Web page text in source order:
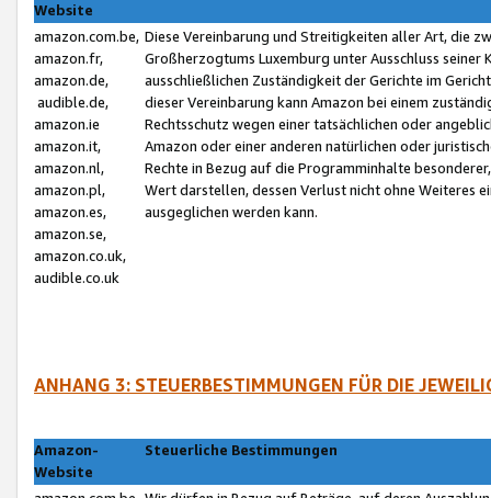
Website
amazon.com.be,
amazon.fr,
amazon.de,
audible.de,
amazon.ie
amazon.it,
amazon.nl,
amazon.pl,
amazon.es,
amazon.se,
amazon.co.uk,
audible.co.uk
Diese Vereinbarung und Streitigkeiten aller Art, die
Großherzogtums Luxemburg unter Ausschluss
ausschließlichen Zuständigkeit der Gerichte im
dieser Vereinbarung kann Amazon bei einem
Rechtsschutz wegen einer tatsächlichen oder
Amazon oder einer anderen natürlichen oder
Rechte in Bezug auf die Programminhalte
Wert darstellen, dessen Verlust nicht ohne Weiteres
ausgeglichen werden kann.
ANHANG 3: STEUERBESTIMMUNGEN FÜR DIE
Amazon-
Website
Steuerliche Bestimmungen